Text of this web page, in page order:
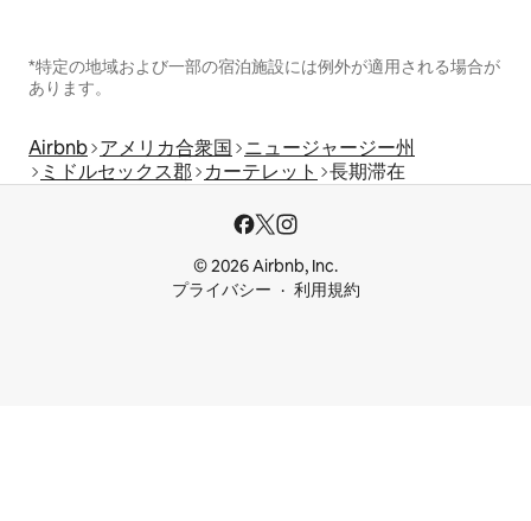
*特定の地域および一部の宿泊施設には例外が適用される場合が
あります。
Airbnb アメリカ合衆国 ニュージャージー州
ミドルセックス郡 カーテレット 長期滞在
© 2026 Airbnb, Inc.
プライバシー
利用規約